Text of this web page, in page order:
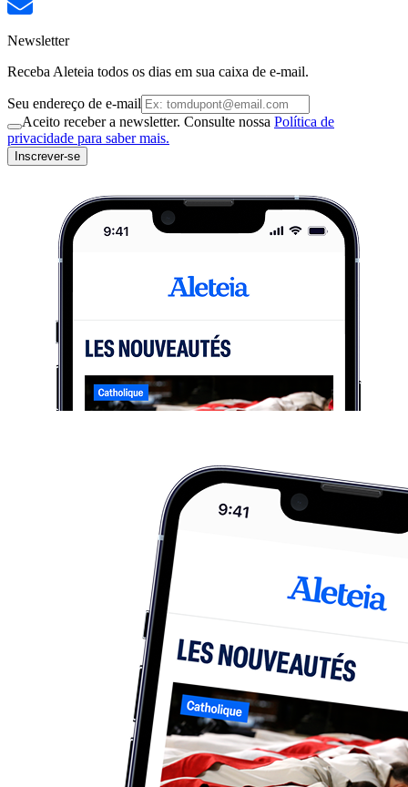
Newsletter
Receba Aleteia todos os dias em sua caixa de e-mail.
Seu endereço de e-mail
Aceito receber a newsletter. Consulte nossa Política de
privacidade para saber mais.
Inscrever-se